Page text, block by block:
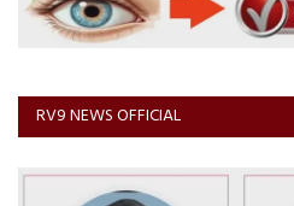
RV9 NEWS OFFICIAL